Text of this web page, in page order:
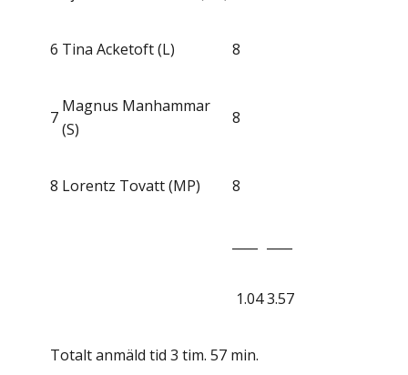
6 Tina Acketoft (L) 8
7
Magnus Manhammar
(S)
8
8 Lorentz Tovatt (MP) 8
1.043.57
Totalt anmäld tid 3 tim. 57 min.